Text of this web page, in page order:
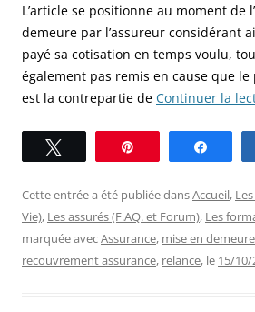
L’article se positionne au moment de
demeure par l’assureur considérant
payé sa cotisation en temps voulu,
également pas remis en cause que
est la contrepartie de Continuer la
Cette entrée a été publiée dansAccueil,
Vie), Les assurés (F.AQ. et Forum), Les
marquée avecAssurance, mise en demeure
recouvrement assurance, relance, le 15/10/